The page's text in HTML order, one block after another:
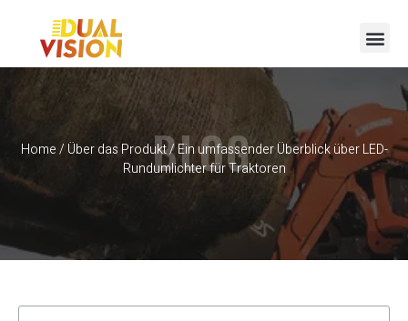
Home/ Über das Produkt/ Ein umfassender Überblick über LED-
Rundumlichter für Traktoren
BLOG